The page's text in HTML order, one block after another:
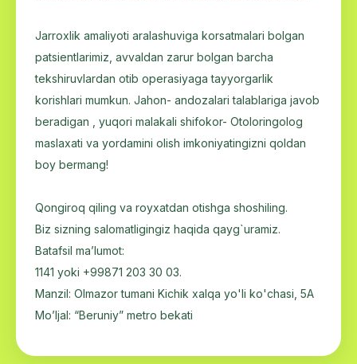
Jarroxlik amaliyoti aralashuviga korsatmalari bolgan
patsientlarimiz, avvaldan zarur bolgan barcha
tekshiruvlardan otib operasiyaga tayyorgarlik
korishlari mumkun. Jahon- andozalari talablariga javob
beradigan , yuqori malakali shifokor- Otoloringolog
maslaxati va yordamini olish imkoniyatingizni qoldan
boy bermang!
Qongiroq qiling va royxatdan otishga shoshiling.
Biz sizning salomatligingiz haqida qayg`uramiz.
Batafsil ma’lumot:
1141 yoki +99871 203 30 03.
Manzil: Olmazor tumani Kichik xalqa yo'li ko'chasi, 5А
Mo’ljal: “Beruniy” metro bekati